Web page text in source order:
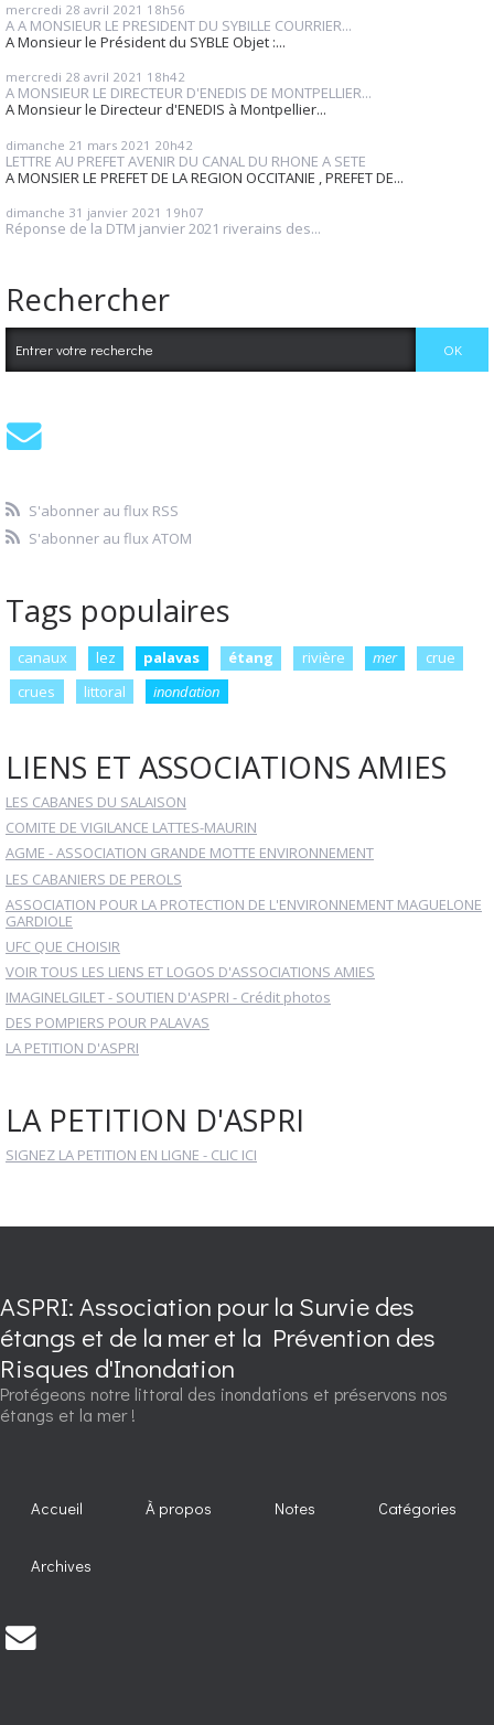
mercredi 28 avril 2021 18h56
A A MONSIEUR LE PRESIDENT DU SYBILLE COURRIER...
A Monsieur le Président du SYBLE Objet :...
mercredi 28 avril 2021 18h42
A MONSIEUR LE DIRECTEUR D'ENEDIS DE MONTPELLIER...
A Monsieur le Directeur d'ENEDIS à Montpellier...
dimanche 21 mars 2021 20h42
LETTRE AU PREFET AVENIR DU CANAL DU RHONE A SETE
A MONSIER LE PREFET DE LA REGION OCCITANIE , PREFET DE...
dimanche 31 janvier 2021 19h07
Réponse de la DTM janvier 2021 riverains des...
Rechercher
S'abonner au flux RSS
S'abonner au flux ATOM
Tags populaires
canaux lez palavas étang rivière mer
crue
crues
littoral inondation
LIENS ET ASSOCIATIONS AMIES
LES CABANES DU SALAISON
COMITE DE VIGILANCE LATTES-MAURIN
AGME - ASSOCIATION GRANDE MOTTE ENVIRONNEMENT
LES CABANIERS DE PEROLS
ASSOCIATION POUR LA PROTECTION DE L'ENVIRONNEMENT MAGUELONE
GARDIOLE
UFC QUE CHOISIR
VOIR TOUS LES LIENS ET LOGOS D'ASSOCIATIONS AMIES
IMAGINELGILET - SOUTIEN D'ASPRI - Crédit photos
DES POMPIERS POUR PALAVAS
LA PETITION D'ASPRI
LA PETITION D'ASPRI
SIGNEZ LA PETITION EN LIGNE - CLIC ICI
ASPRI: Association pour la Survie des
étangs et de la mer et la Prévention des
Risques d'Inondation
Protégeons notre littoral des inondations et préservons nos
étangs et la mer !
Accueil À propos Notes Catégories
Archives